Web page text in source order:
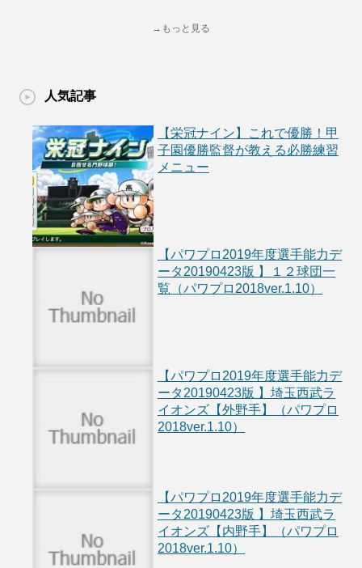
→もっと見る
人気記事
【栄冠ナイン】これで優勝！甲
子園優勝監督が教える必勝練習
メニュー
【パワプロ2019年度選手能力デ
ータ20190423版 】１２球団一
覧（パワプロ2018ver.1.10）
【パワプロ2019年度選手能力デ
ータ20190423版 】埼玉西武ラ
イオンズ【外野手】（パワプロ
2018ver.1.10）
【パワプロ2019年度選手能力デ
ータ20190423版 】埼玉西武ラ
イオンズ【内野手】（パワプロ
2018ver.1.10）